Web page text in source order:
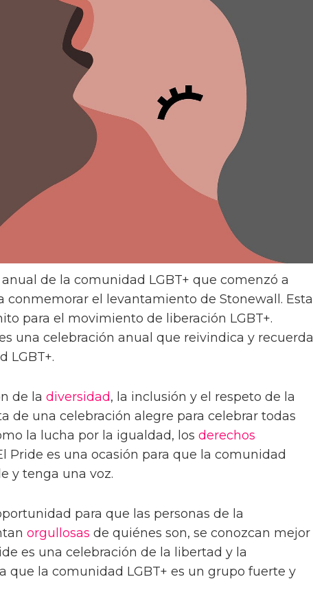
de la comunidad LGBT+ que comenzó a
conmemorar el levantamiento de Stonewall. Esta
para el movimiento de liberación LGBT+.
una celebración anual que reivindica y recuerda
LGBT+.
de la diversidad, la inclusión y el respeto de la
de una celebración alegre para celebrar todas
la lucha por la igualdad, los derechos
Pride es una ocasión para que la comunidad
y tenga una voz.
para que las personas de la
orgullosas de quiénes son, se conozcan mejor
es una celebración de la libertad y la
que la comunidad LGBT+ es un grupo fuerte y